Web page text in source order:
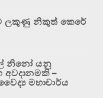
ලකුණු නිකුත් කෙරේ
නිනෝ යනු
අවදානමකි –
මහාචාර්ය